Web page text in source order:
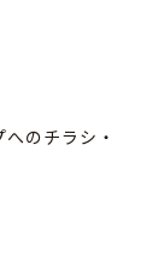
のチラシ・